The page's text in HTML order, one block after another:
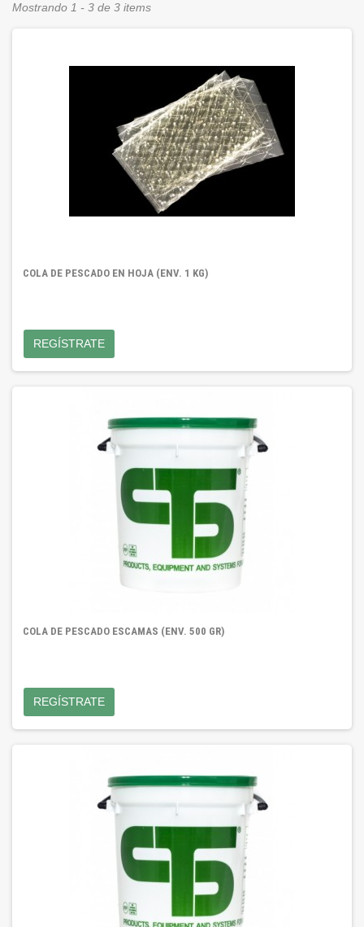
Mostrando 1 - 3 de 3 items
COLA DE PESCADO EN HOJA (ENV. 1 KG)
REGÍSTRATE
COLA DE PESCADO ESCAMAS (ENV. 500 GR)
REGÍSTRATE